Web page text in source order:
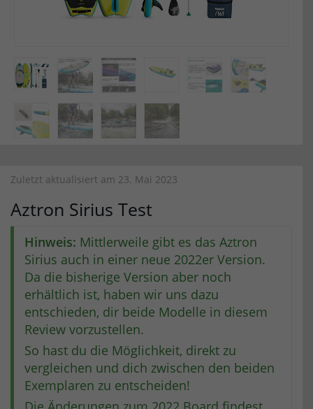
Zuletzt aktualisiert am 23. Mai 2023
Aztron Sirius Test
Hinweis: Mittlerweile gibt es das Aztron
Sirius auch in einer neue 2022er Version.
Da die bisherige Version aber noch
erhältlich ist, haben wir uns dazu
entschieden, dir beide Modelle in diesem
Review vorzustellen.
So hast du die Möglichkeit, direkt zu
vergleichen und dich zwischen den beiden
Exemplaren zu entscheiden!